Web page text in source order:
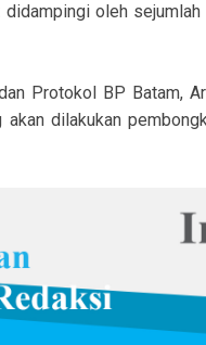
didampingi oleh
Protokol BP Batam,
dilakukan